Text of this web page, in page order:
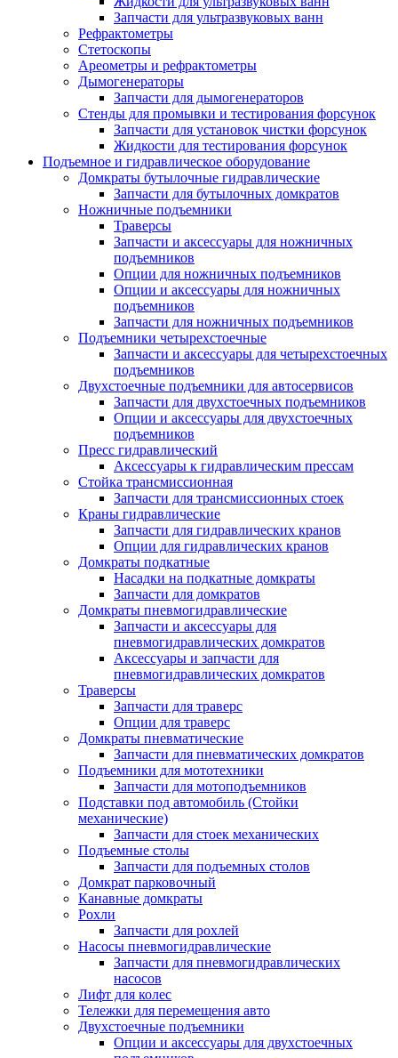
Запчасти для ультразвуковых ванн
Рефрактометры
Стетоскопы
Ареометры и рефрактометры
Дымогенераторы
Запчасти для дымогенераторов
Стенды для промывки и тестирования форсунок
Запчасти для установок чистки форсунок
Жидкости для тестирования форсунок
Подъемное и гидравлическое оборудование
Домкраты бутылочные гидравлические
Запчасти для бутылочных домкратов
Ножничные подъемники
Траверсы
Запчасти и аксессуары для ножничных
подъемников
Опции для ножничных подъемников
Опции и аксессуары для ножничных
подъемников
Запчасти для ножничных подъемников
Подъемники четырехстоечные
Запчасти и аксессуары для четырехстоечных
подъемников
Двухстоечные подъемники для автосервисов
Запчасти для двухстоечных подъемников
Опции и аксессуары для двухстоечных
подъемников
Пресс гидравлический
Аксессуары к гидравлическим прессам
Стойка трансмиссионная
Запчасти для трансмиссионных стоек
Краны гидравлические
Запчасти для гидравлических кранов
Опции для гидравлических кранов
Домкраты подкатные
Насадки на подкатные домкраты
Запчасти для домкратов
Домкраты пневмогидравлические
Запчасти и аксессуары для
пневмогидравлических домкратов
Аксессуары и запчасти для
пневмогидравлических домкратов
Траверсы
Запчасти для траверс
Опции для траверс
Домкраты пневматические
Запчасти для пневматических домкратов
Подъемники для мототехники
Запчасти для мотоподъемников
Подставки под автомобиль (Стойки
механические)
Запчасти для стоек механических
Подъемные столы
Запчасти для подъемных столов
Домкрат парковочный
Канавные домкраты
Рохли
Запчасти для рохлей
Насосы пневмогидравлические
Запчасти для пневмогидравлических
насосов
Лифт для колес
Тележки для перемещения авто
Двухстоечные подъемники
Опции и аксессуары для двухстоечных